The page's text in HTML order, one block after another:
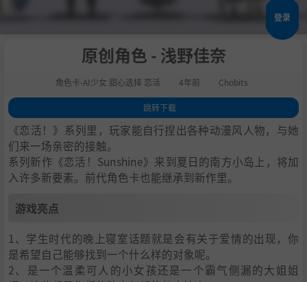
登录
原创角色 - 浅野佳奈
角色卡-AI少女 甜心选择 恋活 4年前 Chobits
跳转下载
1.游戏亮点
2.人物卡一览
3.恋活sunshine角色卡MOD安装方法
4.下载地址
《恋活！》系列里，玩家能自行捏出各种动漫风人物，与她
们来一场亲密的接触。
系列新作《恋活！Sunshine》来到夏日的南方小岛上，将加
入许多新要素。前代角色卡也能继承到新作里。
游戏亮点
1、学生时代的晚上寝室话题就是会有关于爱情的出现，你
是希望自己能够找到一个什么样的对象呢。
2、是一个温柔可人的小女孩还是一个霸气侧漏的大姐姐